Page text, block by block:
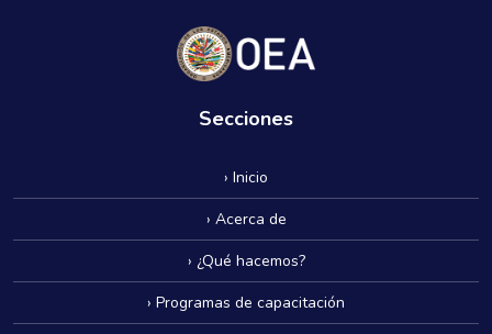
Secciones
› Inicio
› Acerca de
› ¿Qué hacemos?
› Programas de capacitación